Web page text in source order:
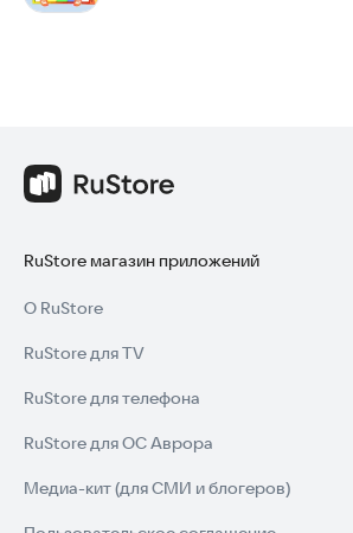
RuStore магазин приложений
О RuStore
RuStore для TV
RuStore для телефона
RuStore для ОС Аврора
Медиа-кит (для СМИ и блогеров)